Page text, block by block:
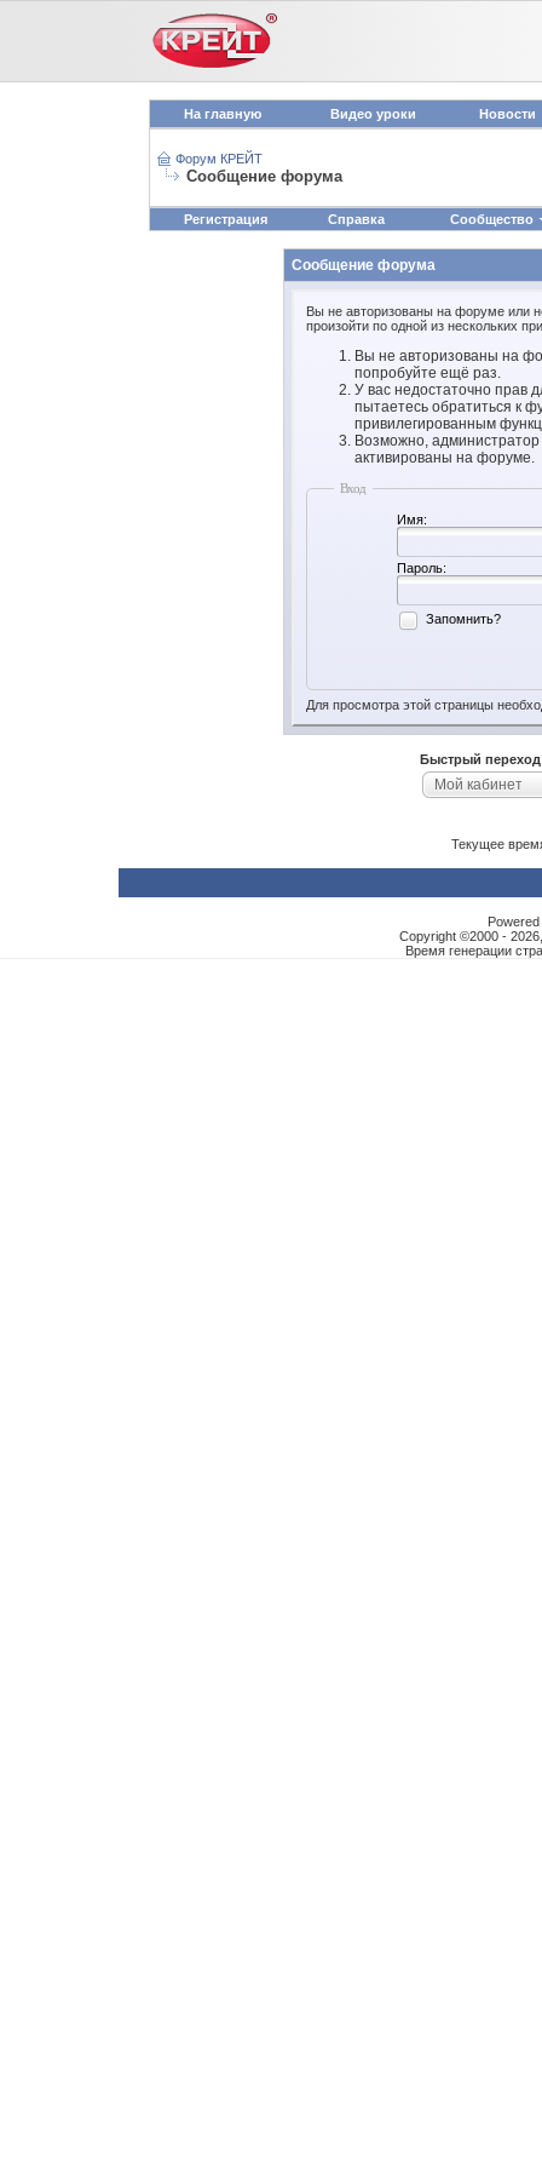
На главную Видео уроки Новости
Форум КРЕЙТ
Сообщение форума
Регистрация Справка Сообщество
Сообщение форума
Вы не авторизованы на форуме или
произойти по одной из нескольких
Вы не авторизованы на
попробуйте ещё раз.
У вас недостаточно прав
пытаетесь обратиться к
привилегированным
Возможно,
активированы на форуме.
Вход
Имя:
Пароль:
Запомнить?
Для просмотра этой страницы
Быстрый переход
Мой кабинет
Текущее
Copyright ©2000 -
Время генерации